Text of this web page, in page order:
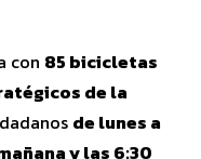
con 85 bicicletas
de la
de lunes a
y las 6:30